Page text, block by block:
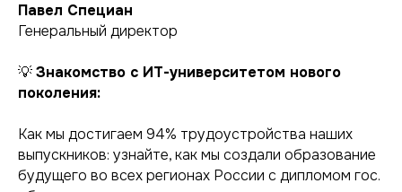
Павел Специан
Генеральный директор
💡Знакомство с ИТ-университетом нового
поколения:
Как мы достигаем 94% трудоустройства наших
выпускников: узнайте, как мы создали образование
будущего во всех регионах России с дипломом гос.